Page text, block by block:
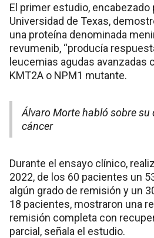
El primer estudio, encabezado
Universidad de Texas,
una proteína denominada
revumenib, “producía
leucemias agudas avanzadas
KMT2A o NPM1 mutante.
Álvaro Morte habló sobre
cáncer
Durante el ensayo clínico,
2022, de los 60 pacientes un
algún grado de remisión y un
18 pacientes, mostraron una
remisión completa con
parcial, señala el estudio.